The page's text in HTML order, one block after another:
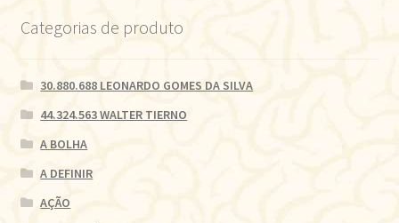
Categorias de produto
30.880.688 LEONARDO GOMES DA SILVA
44.324.563 WALTER TIERNO
A BOLHA
A DEFINIR
AÇÃO